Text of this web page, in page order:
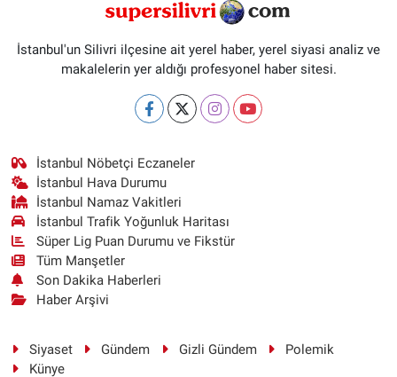
İstanbul'un Silivri ilçesine ait yerel haber, yerel siyasi analiz ve
makalelerin yer aldığı profesyonel haber sitesi.
İstanbul Nöbetçi Eczaneler
İstanbul Hava Durumu
İstanbul Namaz Vakitleri
İstanbul Trafik Yoğunluk Haritası
Süper Lig Puan Durumu ve Fikstür
Tüm Manşetler
Son Dakika Haberleri
Haber Arşivi
Siyaset Gündem Gizli Gündem
Polemik
Künye